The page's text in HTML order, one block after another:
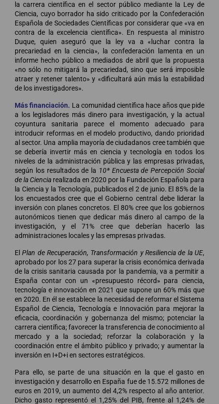
la carrera científica en el sector público mediante la Ley de
Ciencia, cuyo borrador ha sido criticado por la Confederación
Española de Sociedades Científicas por considerar que «va en
contra de la excelencia científica». En respuesta al ministro
Duque, quien aseguró que la ley va a «luchar contra la
precariedad en la ciencia», la confederación lamenta en un
informe hecho público a mediados de abril que la propuesta
«no sólo no mitigará la precariedad, sino que será imposible
atraer y retener talento» y «dificultará aún más la estabilidad
de los investigadores».
Más financiación. La comunidad científica hace años que pide
a los legisladores más dinero para investigación, y la actual
coyuntura sanitaria parece el momento adecuado para
introducir reformas en el modelo productivo, dando prioridad
al sector. Una amplia mayoría de ciudadanos cree también que
se debería invertir más en ciencia y tecnología en todos los
niveles de la administración pública y las empresas privadas,
según los resultados de la 10ª Encuesta de Percepción Social
de la Ciencia realizada en 2020 por la Fundación Española para
la Ciencia y la Tecnología, publicados el 2 de junio. El 85% de la
los encuestados cree que el Gobierno central debe liderar la
inversión con planes concretos. El 80% cree que los gobiernos
autonómicos tienen que dedicar más dinero al campo de la
investigación, y el 71% cree que deberían hacerlo las
administraciones locales y las empresas privadas.
ElPlan de Recuperación, Transformación y Resiliencia de la UE,
aprobado por los 27 para superar la crisis económica derivada
de la crisis sanitaria causada por la pandemia, va a permitir a
España contar con un «presupuesto récord» para ciencia,
tecnología e innovación en 2021 que supone un 60% más que
en 2020. En él se establece la necesidad de reformar el Sistema
Español de Ciencia, Tecnología e Innovación para mejorar la
eficacia, coordinación y gobernanza del mismo; potenciar la
carrera científica; favorecer la transferencia de conocimiento al
mercado y a la sociedad; reforzar la colaboración y la
coordinación entre el ámbito público y privado; y aumentar la
inversión en I+D+i en sectores estratégicos.
Para ello, se parte de una situación en la que el gasto en
investigación y desarrollo en España fue de 15.572 millones de
euros en 2019, un aumento del 4,2% respecto al año anterior.
Dicho gasto representó el 1,25% del PIB, frente al 1,24% de